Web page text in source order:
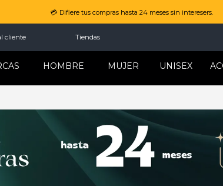
💳 Difiere tus compras hasta 24 meses sin interesers.
cliente Tiendas
HOMBRE MUJER UNISEX